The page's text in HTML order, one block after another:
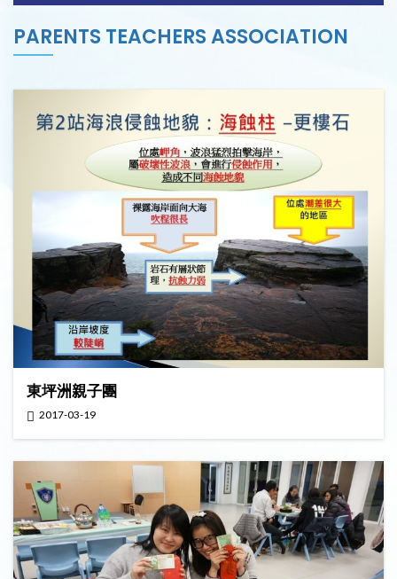
PARENTS TEACHERS ASSOCIATION
東坪洲親子團
2017-03-19